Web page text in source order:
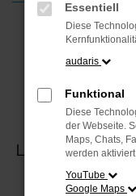
wirken sich
Karosserie
Essentiell
Diese
audaris
Funktional
Diese
der Webseite.
Maps, Chats,
werden
YouTube
Google Maps